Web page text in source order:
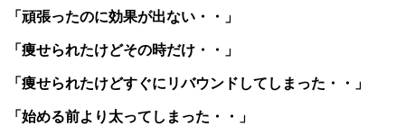
「頑張ったのに効果が出ない・・」
「痩せられたけどその時だけ・・」
「痩せられたけどすぐにリバウンドしてしまった・・」
「始める前より太ってしまった・・」